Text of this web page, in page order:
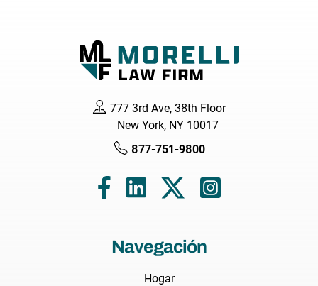
777 3rd Ave, 38th Floor
New York, NY 10017
877-751-9800
Navegación
Hogar